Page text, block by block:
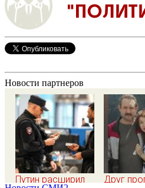
Новости партнеров
Путин расширил
Друг